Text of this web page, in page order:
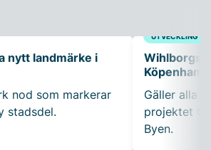
nytt landmärke i
nod som markerar
stadsdel.
UTVECKLING
Wihlborgs
Köpenhamn
Gäller alla
projektet
Byen.